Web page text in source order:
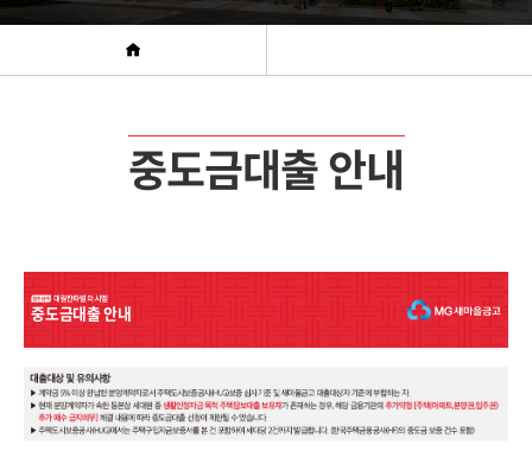
중도금대출 안내
중도금대출 안내